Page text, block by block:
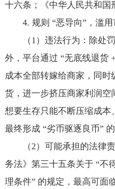
十六条；《中华人民共和国
4. 规则 “恶导向”，滥
（1）违法行为：除处
外，平台通过 “无底线退货
成本全部转嫁给商家，同时
货，进一步挤压商家利润空
想要生存只能不断压缩成本
最终形成 “劣币驱逐良币” 的
（2）可能承担的法律
务法》第三十五条关于 “不
理条件” 的规定，最高可面